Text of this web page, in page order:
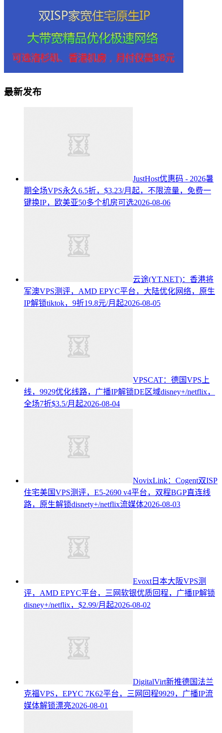
最新发布
JustHost优惠码 - 2026暑
期全场VPS永久6.5折，$3.23/月起，不限流量，免费一
键换IP，欧美亚50多个机房可选2026-08-06
云途(YT.NET)：香港将
军澳VPS测评，AMD EPYC平台，大陆优化网络，原生
IP解锁tiktok，9折19.8元/月起2026-08-05
VPSCAT：德国VPS上
线，9929优化线路，广播IP解锁DE区域disney+/netflix，
全场7折$3.5/月起2026-08-04
NovixLink：Cogent双ISP
住宅美国VPS测评，E5-2690 v4平台，双程BGP直连线
路，原生解锁disnety+/netflix流媒体2026-08-03
Evoxt日本大阪VPS测
评，AMD EPYC平台，三网软银优质回程，广播IP解锁
disney+/netflix，$2.99/月起2026-08-02
DigitalVirt新推德国法兰
克福VPS，EPYC 7K62平台，三网回程9929，广播IP流
媒体解锁漂亮2026-08-01